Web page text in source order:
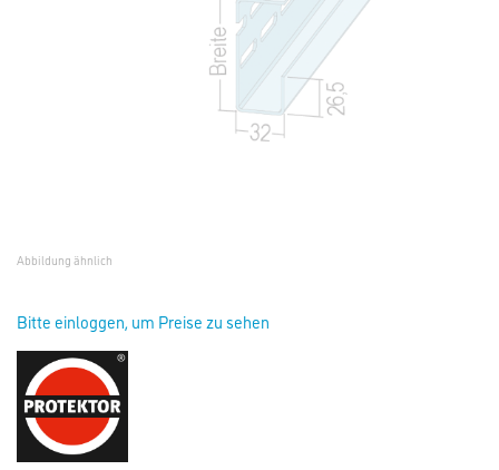
Abbildung ähnlich
Bitte einloggen, um Preise zu sehen